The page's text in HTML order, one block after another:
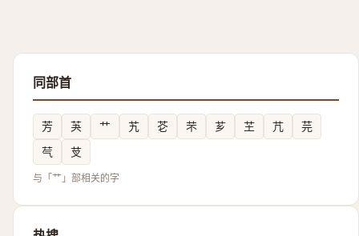
同部首
芳 芵 艹 艽 芲 芣 芗 芏 芁
芫
芞
芆
与「艹」部相关的字